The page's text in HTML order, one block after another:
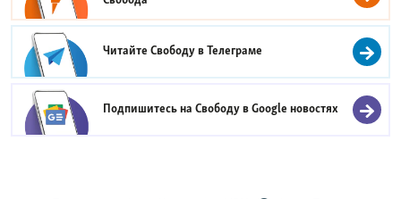
Читайте Свободу вТелеграме
Подпишитесь на Свободу вGoogle новостях